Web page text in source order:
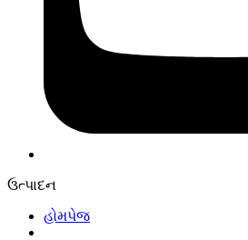
ઉત્પાદન
હોમપેજ